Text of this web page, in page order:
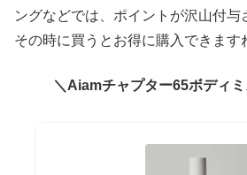
ングなどでは、ポイントが沢山付与
その時に買うとお得に購入できます
＼Aiamチャプター65ボディ